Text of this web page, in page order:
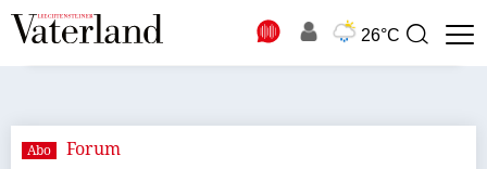
26°C
Suchbegriff
Suche
Abo Forum